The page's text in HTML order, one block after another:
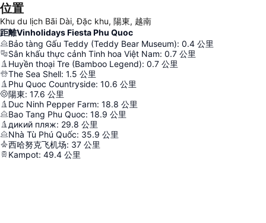
位置
Khu du lịch Bãi Dài, Đặc khu, 陽東, 越南
距離Vinholidays Fiesta Phu Quoc
Bảo tàng Gấu Teddy (Teddy Bear Museum): 0.4 公里
Sân khấu thực cảnh Tinh hoa Việt Nam: 0.7 公里
Huyền thoại Tre (Bamboo Legend): 0.7 公里
The Sea Shell: 1.5 公里
Phu Quoc Countryside: 10.6 公里
陽東: 17.6 公里
Duc Ninh Pepper Farm: 18.8 公里
Bao Tang Phu Quoc: 18.9 公里
дикий пляж: 29.8 公里
Nhà Tù Phú Quốc: 35.9 公里
西哈努克飞机场: 37 公里
Kampot: 49.4 公里